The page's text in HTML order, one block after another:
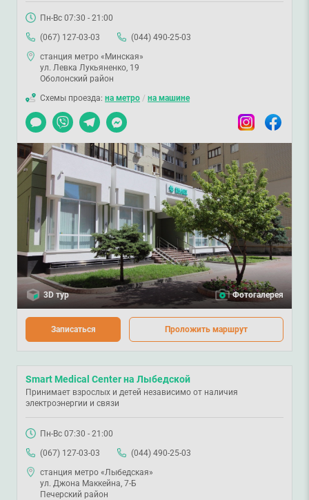
Пн-Вс 07:30 - 21:00
(067) 127-03-03
(044) 490-25-03
станция метро «Минская»
ул. Левка Лукьяненко, 19
Оболонский район
Схемы проезда: на метро / на машине
Чат
Viber TelegramMessenger InstagramFacebook
3D тур Фотогалерея
Записаться Проложить маршрут
Smart Medical Center на Лыбедской
Принимает взрослых и детей независимо от наличия
электроэнергии и связи
Пн-Вс 07:30 - 21:00
(067) 127-03-03
(044) 490-25-03
станция метро «Лыбедская»
ул. Джона Маккейна, 7-Б
Печерский район